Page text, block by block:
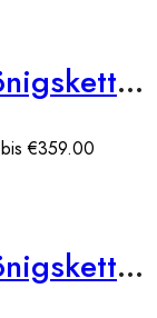
925er Sterling Silber Königskette Massiv 3,50 mm (rhodniert)
€359.00
925er Sterling Silber Königskette Massiv 4,00 mm (rhodiniert)